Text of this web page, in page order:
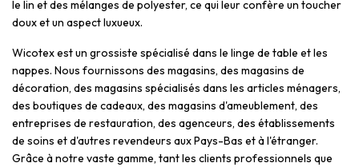
le lin et des mélanges de polyester, ce qui leur confère un toucher
doux et un aspect luxueux.
Wicotex est un grossiste spécialisé dans le linge de table et les
nappes. Nous fournissons des magasins, des magasins de
décoration, des magasins spécialisés dans les articles ménagers,
des boutiques de cadeaux, des magasins d'ameublement, des
entreprises de restauration, des agenceurs, des établissements
de soins et d'autres revendeurs aux Pays-Bas et à l'étranger.
Grâce à notre vaste gamme, tant les clients professionnels que